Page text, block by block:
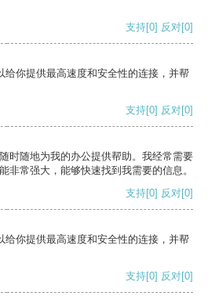
支持[0] 反对[0]
给你提供最高速度和安全性的连接，并帮
支持[0] 反对[0]
时随地为我的办公提供帮助。我经常需要
非常强大，能够快速找到我需要的信息。
支持[0] 反对[0]
给你提供最高速度和安全性的连接，并帮
支持[0] 反对[0]